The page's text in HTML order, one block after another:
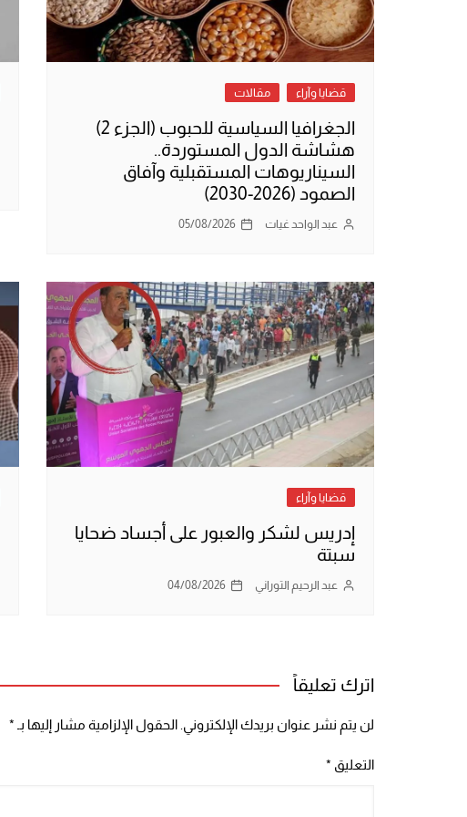
قضايا وآراء مقالات
الجغرافيا السياسية للحبوب (الجزء 2)
هشاشة الدول المستوردة..
السيناريوهات المستقبلية وآفاق
الصمود (2026-2030)
عبد الواحد غيات 05/08/2026
قضايا وآراء
إدريس لشكر والعبور على أجساد ضحايا
سبتة
عبد الرحيم التوراني 04/08/2026
اترك تعليقاً
لن يتم نشر عنوان بريدك الإلكتروني. الحقول الإلزامية مشار إليها بـ *
التعليق *